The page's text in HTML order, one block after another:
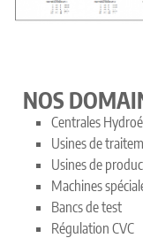
NOS
Centrales
Usines de
Usines de
Machines
Bancs de test
Régulation CVC